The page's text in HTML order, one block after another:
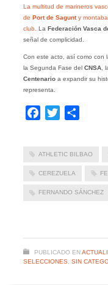
La multitud de marineros
de Port de Sagunty
club. La Federación Vasca
señal de complicidad.
Con este acto, así como con
la Segunda Fase del CNSA,
Centenarioa expandir su
representa.
Facebook
Twitter
ATHLETIC BILBAO
CEREZUELA
FERNANDO SÁNCHEZ
PUBLICADO EN
SELECCIONES, SIN